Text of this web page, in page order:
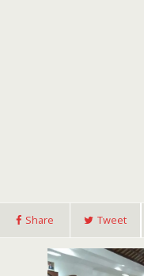
Share Tweet